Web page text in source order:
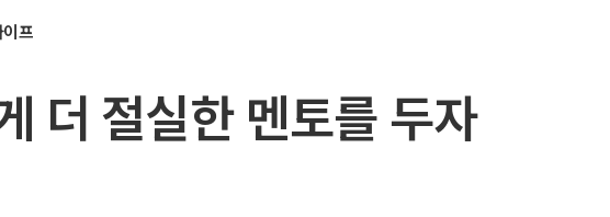
이프
더 절실한 멘토를 두자